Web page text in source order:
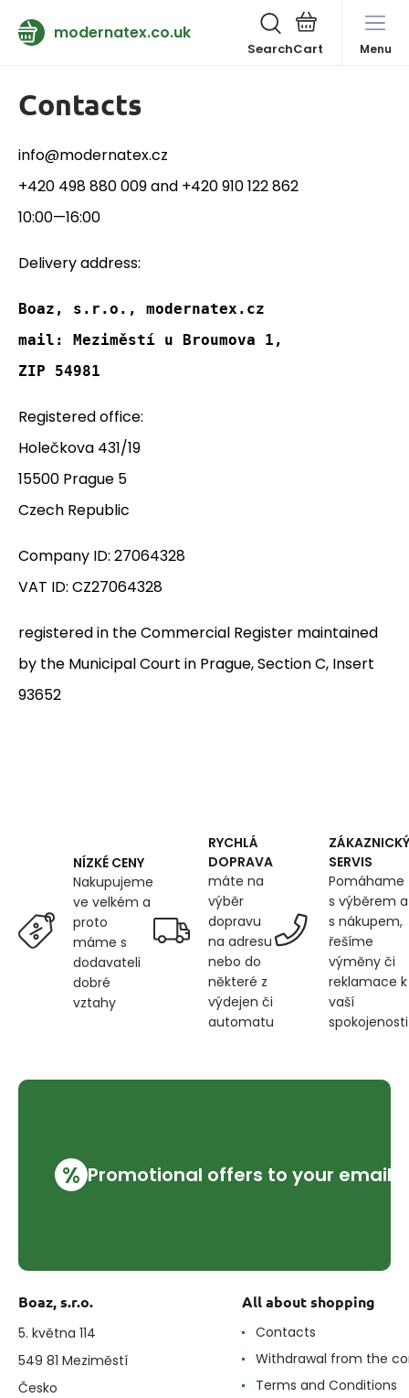
modernatex.co.uk
Search Menu
Contacts
info@modernatex.cz
+420 498 880 009 and +420 910 122 862
10:00—16:00
Delivery address:
Boaz, s.r.o., modernatex.cz
mail: Meziměstí u Broumova 1,
ZIP 54981
Registered office:
Holečkova 431/19
15500 Prague 5
Czech Republic
Company ID: 27064328
VAT ID: CZ27064328
registered in the Commercial Register maintained
by the Municipal Court in Prague, Section C, Insert
93652
NÍZKÉ CENY
Nakupujeme
ve velkém a
proto
máme s
dodavateli
dobré
vztahy
RYCHLÁ
DOPRAVA
máte na
výběr
dopravu
na adresu
nebo do
některé z
výdejen či
automatu
ZÁKAZNICKÝ
SERVIS
Pomáhame
s výběrem a
s nákupem,
řešíme
výměny či
reklamace k
vaší
spokojenosti
% Promotional offers to your email
Boaz, s.r.o.
5. května 114
549 81 Meziměstí
Česko
All about shopping
Contacts
Withdrawal from the
Terms and Conditions